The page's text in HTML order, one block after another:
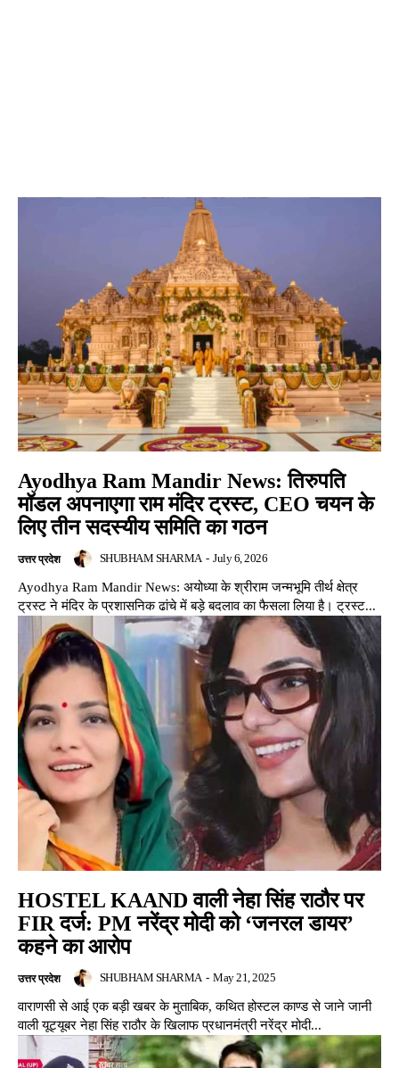
Ayodhya Ram Mandir News: तिरुपति
मॉडल अपनाएगा राम मंदिर ट्रस्ट, CEO चयन के
लिए तीन सदस्यीय समिति का गठन
उत्तर प्रदेश SHUBHAM SHARMA - July 6, 2026
Ayodhya Ram Mandir News: अयोध्या के श्रीराम जन्मभूमि तीर्थ क्षेत्र
ट्रस्ट ने मंदिर के प्रशासनिक ढांचे में बड़े बदलाव का फैसला लिया है। ट्रस्ट...
HOSTEL KAAND वाली नेहा सिंह राठौर पर
FIR दर्ज: PM नरेंद्र मोदी को ‘जनरल डायर’
कहने का आरोप
उत्तर प्रदेश SHUBHAM SHARMA - May 21, 2025
वाराणसी से आई एक बड़ी खबर के मुताबिक, कथित होस्टल काण्ड से जाने जानी
वाली यूट्यूबर नेहा सिंह राठौर के खिलाफ प्रधानमंत्री नरेंद्र मोदी...